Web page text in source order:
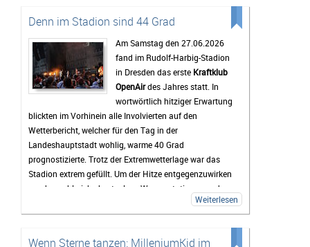
zu mehr als nur einem Musikfestival.
Bis zum Festival dauert es zwar noch etwas, doch die
Vorfreude wächst mit jedem Tag. Viele Tickets sind
bereits verkauft und die Erwartungen an das
Wochenende sind entsprechend hoch. Wenn das
Wetter mitspielt und die Stimmung so gut wird wie in
den vergangenen Jahren, dürfte das Highfield Festival
2026 wieder zu den Höhepunkten des Festivalsommers
gehören.
Denn im Stadion sind 44 Grad
Am Samstag den 27.06.2026
fand im Rudolf-Harbig-Stadion
in Dresden das erste Kraftklub
OpenAirdes Jahres statt. In
wortwörtlich hitziger Erwartung
blickten im Vorhinein alle Involvierten auf den
Wetterbericht, welcher für den Tag in der
Landeshauptstadt wohlig, warme 40 Grad
prognostizierte. Trotz der Extremwetterlage war das
Stadion extrem gefüllt. Um der Hitze entgegenzuwirken
wurden zahlreiche kostenlose Wasserstationen und -
sprinkler installiert, Rettungsdecken ausgegeben und
das Wasser an den Verkaufsständen um 20% reduziert.
Weiterlesen
Wenn Sterne tanzen: MilleniumKid im